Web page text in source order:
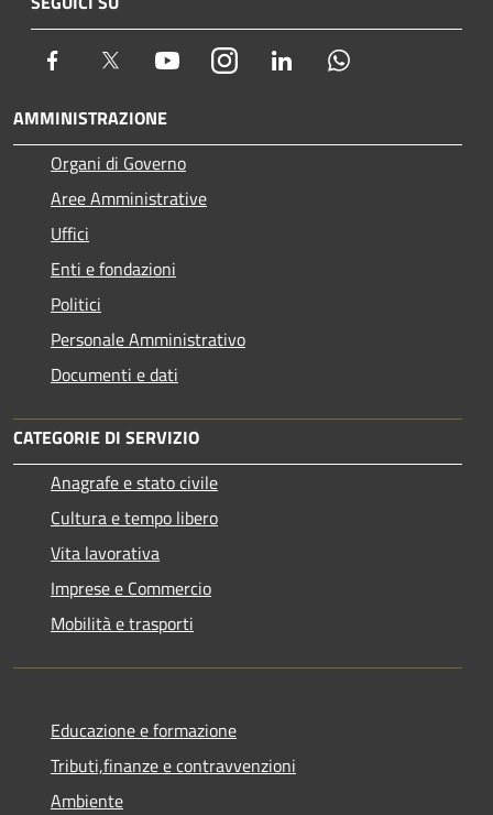
Facebook Twitter YoutubeInstagram LinkedIn
AMMINISTRAZIONE
Organi di Governo
Aree Amministrative
Uffici
Enti e fondazioni
Politici
Personale Amministrativo
Documenti e dati
CATEGORIE DI SERVIZIO
Anagrafe e stato civile
Cultura e tempo libero
Vita lavorativa
Imprese e Commercio
Mobilità e trasporti
Educazione e formazione
Tributi,finanze e contravvenzioni
Ambiente